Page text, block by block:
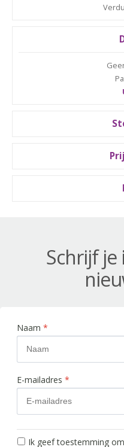
Schrijf je
Naam *
E-mailadres *
Ik geef toestemming